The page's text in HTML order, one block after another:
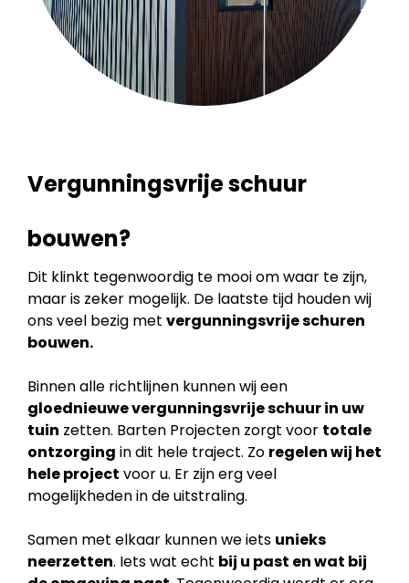
Vergunningsvrije schuur
bouwen?
Dit klinkt tegenwoordig te mooi om waar te zijn,
maar is zeker mogelijk. De laatste tijd houden wij
ons veel bezig met vergunningsvrije schuren
bouwen.
Binnen alle richtlijnen kunnen wij een
gloednieuwe vergunningsvrije schuur in uw
tuin zetten. Barten Projecten zorgt voor totale
ontzorging in dit hele traject. Zo regelen wij het
hele project voor u. Er zijn erg veel
mogelijkheden in de uitstraling.
Samen met elkaar kunnen we iets unieks
neerzetten. Iets wat echt bij u past en wat bij